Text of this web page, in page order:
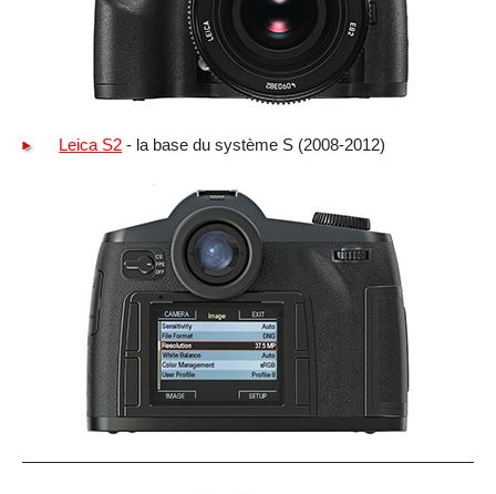
Leica S2 - la base du système S (2008-2012)